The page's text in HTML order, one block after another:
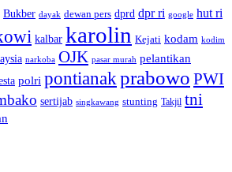
Bukber dayak dewan pers dprd dpr ri google hut ri
kalbar karolin Kejati kodam kodim
narkoba OJK pasar murah pelantikan
polri pontianakprabowo PWI
sertijab singkawang stunting Takjil tni